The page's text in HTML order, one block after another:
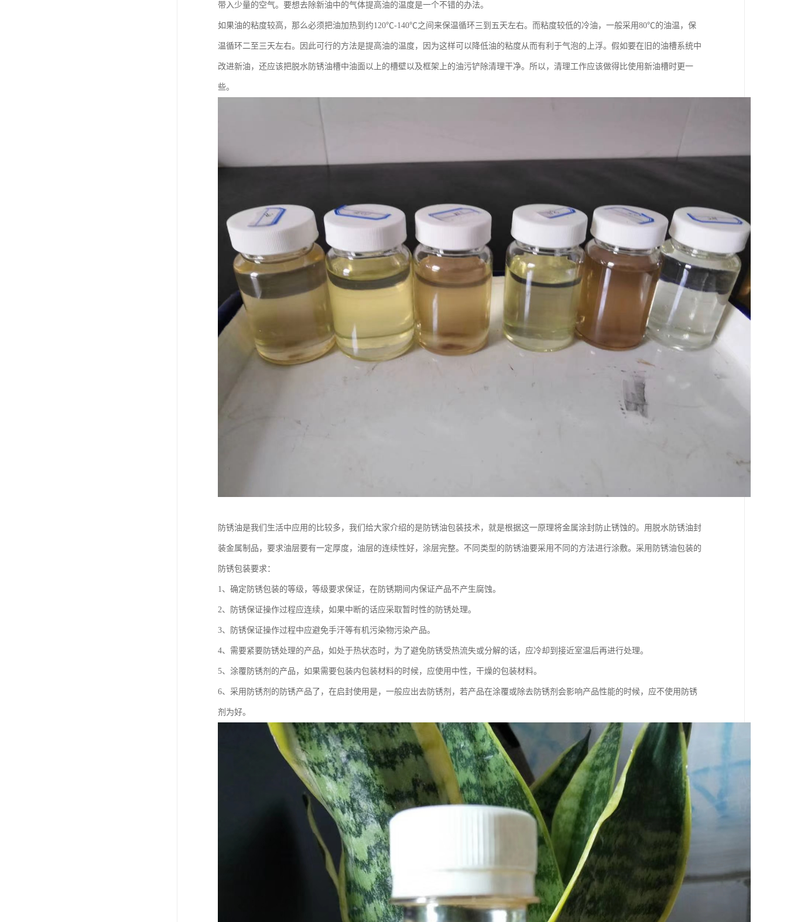
带入少量的空气。要想去除新油中的气体提高油的温度是一个不错的办法。
如果油的粘度较高，那么必须把油加热到约120℃-140℃之间来保温循环三到五天左右。而粘度较低的冷油，一般采用80℃的油温，保
温循环二至三天左右。因此可行的方法是提高油的温度，因为这样可以降低油的粘度从而有利于气泡的上浮。假如要在旧的油槽系统中
改进新油，还应该把脱水防锈油槽中油面以上的槽壁以及框架上的油污铲除清理干净。所以，清理工作应该做得比使用新油槽时更一
些。
防锈油是我们生活中应用的比较多，我们给大家介绍的是防锈油包装技术，就是根据这一原理将金属涂封防止锈蚀的。用脱水防锈油封
装金属制品，要求油层要有一定厚度，油层的连续性好，涂层完整。不同类型的防锈油要采用不同的方法进行涂敷。采用防锈油包装的
防锈包装要求：
1、确定防锈包装的等级，等级要求保证，在防锈期间内保证产品不产生腐蚀。
2、防锈保证操作过程应连续，如果中断的话应采取暂时性的防锈处理。
3、防锈保证操作过程中应避免手汗等有机污染物污染产品。
4、需要紧要防锈处理的产品，如处于热状态时，为了避免防锈受热流失或分解的话，应冷却到接近室温后再进行处理。
5、涂覆防锈剂的产品，如果需要包装内包装材料的时候，应使用中性，干燥的包装材料。
6、采用防锈剂的防锈产品了，在启封使用是，一般应出去防锈剂，若产品在涂覆或除去防锈剂会影响产品性能的时候，应不使用防锈
剂为好。